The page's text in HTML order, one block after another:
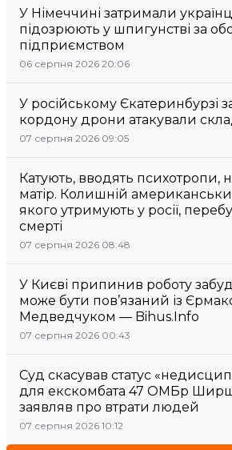
У Німеччині затримали
підозрюють у шпигунстві за
підприємством
06 серпня 2026 20:06
У російському Єкатеринбурзі
кордону дрони атакували
07 серпня 2026 09:05
Катують, вводять психотропи,
матір. Колишній
якого утримують у росії,
смерті
07 серпня 2026 08:48
У Києві припинив роботу
може бути пов’язаний із
Медведчуком — Bihus.Info
07 серпня 2026 00:43
Суд скасував статус
для екскомбата 47 ОМБр
заявляв про втрати людей
07 серпня 2026 10:12